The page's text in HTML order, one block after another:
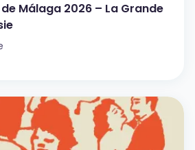
Málaga 2026 – La Grande